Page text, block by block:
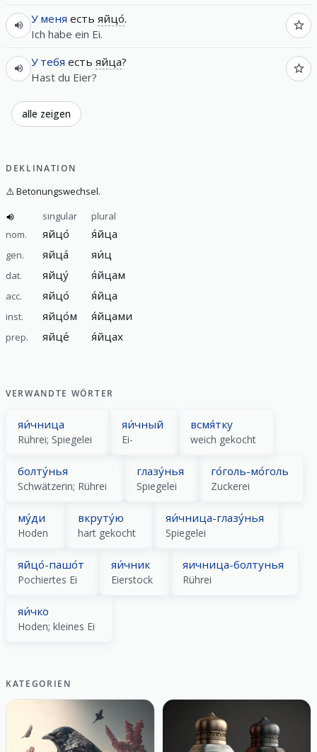
У меня есть яйцо́.
Ich habe ein Ei.
У тебя есть яйца?
Hast du Eier?
alle zeigen
DEKLINATION
⚠️ Betonungswechsel.
singular
plural
nom.
яйцо́ я́йца
gen. яйца́ яи́ц
dat. яйцу́ я́йцам
acc. яйцо́ я́йца
inst. яйцо́м я́йцами
prep. яйце́ я́йцах
VERWANDTE WÖRTER
яи́чница
Rührei; Spiegelei
яи́чный
Ei-
всмя́тку
weich gekocht
болту́нья
Schwätzerin; Rührei
глазу́нья
Spiegelei
го́голь-мо́голь
Zuckerei
му́ди
Hoden
вкруту́ю
hart gekocht
яи́чница-глазу́нья
Spiegelei
яйцо́-пашо́т
Pochiertes Ei
яи́чник
Eierstock
яичница-болтунья
Rührei
яи́чко
Hoden; kleines Ei
KATEGORIEN